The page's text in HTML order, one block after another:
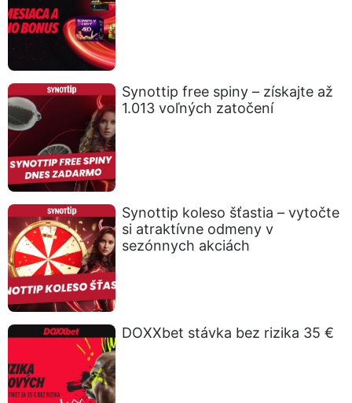
Synottip free spiny – získajte až
1.013 voľných zatočení
Synottip koleso šťastia – vytočte
si atraktívne odmeny v
sezónnych akciách
DOXXbet stávka bez rizika 35 €